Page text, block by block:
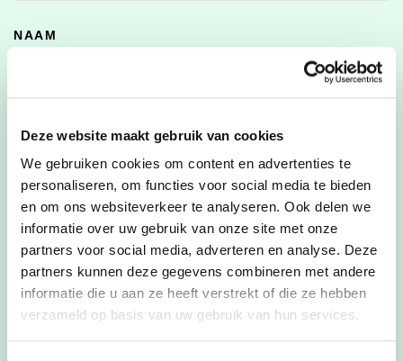
Deze website maakt gebruik van cookies
We gebruiken cookies om content en advertenties te
personaliseren, om functies voor social media te bieden
en om ons websiteverkeer te analyseren. Ook delen we
informatie over uw gebruik van onze site met onze
partners voor social media, adverteren en analyse. Deze
partners kunnen deze gegevens combineren met andere
informatie die u aan ze heeft verstrekt of die ze hebben
verzameld op basis van uw gebruik van hun services.
NAAM
E-MAILADRES*
CONSENT *
Door dit vakje aan te vinken, heb ik de
verzameling en het gebruik van mijn persoonlijke
gegevens zoals beschreven in de
Privacyverklaringgelezen en begrepen*